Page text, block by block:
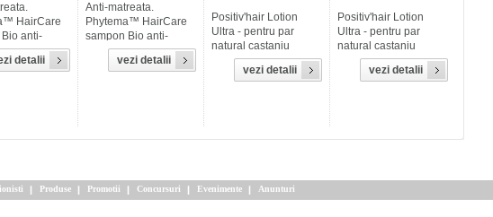
HairCare
anti-
ce combina
pentru a
scalpul...
detalii
Anti-matreata.
Phytema™ HairCare
sampon Bio anti-
matreata ce combina
Zinc PCA pentru a
calmeaza scalpul...
vezi detalii
Positiv'hair Lotion
Ultra - pentru par
natural castaniu
mediu spre inchis.
Positiv'hair din
vezi detalii
Positiv'hair Lotion
Ultra - pentru par
natural castaniu
mediu spre inchis.
Positiv'hair din
vezi detalii
Produse Promotii Concursuri Evenimente Anunturi